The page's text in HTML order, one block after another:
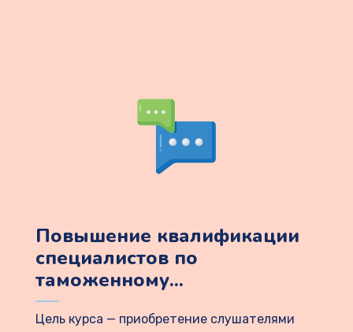
Повышение квалификации
специалистов по
таможенному...
Цель курса — приобретение слушателями